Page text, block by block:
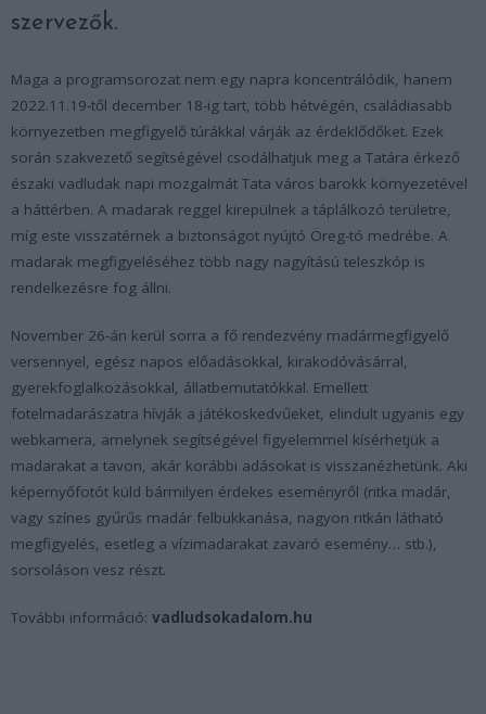
szervezők.
Maga a programsorozat nem egy napra koncentrálódik, hanem
2022.11.19-től december 18-ig tart, több hétvégén, családiasabb
környezetben megfigyelő túrákkal várják az érdeklődőket. Ezek
során szakvezető segítségével csodálhatjuk meg a Tatára érkező
északi vadludak napi mozgalmát Tata város barokk környezetével
a háttérben. A madarak reggel kirepülnek a táplálkozó területre,
míg este visszatérnek a biztonságot nyújtó Öreg-tó medrébe. A
madarak megfigyeléséhez több nagy nagyítású teleszkóp is
rendelkezésre fog állni.
November 26-án kerül sorra a fő rendezvény madármegfigyelő
versennyel, egész napos előadásokkal, kirakodóvásárral,
gyerekfoglalkozásokkal, állatbemutatókkal. Emellett
fotelmadarászatra hívják a játékoskedvűeket, elindult ugyanis egy
webkamera, amelynek segítségével figyelemmel kísérhetjük a
madarakat a tavon, akár korábbi adásokat is visszanézhetünk. Aki
képernyőfotót küld bármilyen érdekes eseményről (ritka madár,
vagy színes gyűrűs madár felbukkanása, nagyon ritkán látható
megfigyelés, esetleg a vízimadarakat zavaró esemény… stb.),
sorsoláson vesz részt.
További információ: vadludsokadalom.hu